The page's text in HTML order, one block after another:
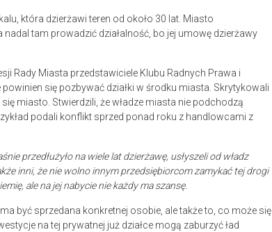
która dzierżawi teren od około 30 lat. Miasto
tam prowadzić działalność, bo jej umowę dzierżawy
Rady Miasta przedstawiciele Klubu Radnych Prawa i
się pozbywać działki w środku miasta. Skrytykowali
miasto. Stwierdzili, że władze miasta nie podchodzą
podali konflikt sprzed ponad roku z handlowcami z
przedłużyło na wiele lat dzierżawę, usłyszeli od władz
inni, że nie wolno innym przedsiębiorcom zamykać tej drogi
ale na jej nabycie nie każdy ma szansę.
być sprzedana konkretnej osobie, ale także to, co może się
na tej prywatnej już działce mogą zaburzyć ład